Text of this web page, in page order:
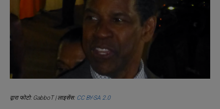
द्वारा फोटो: GabboT | लाइसेंस: CC BY-SA 2.0